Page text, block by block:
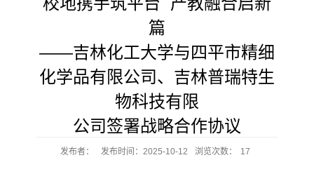
篇
——吉林化工大学与四平市精细
化学品有限公司、吉林普瑞特生
物科技有限
公司签署战略合作协议
发布者： 发布时间：2025-10-12 浏览次数： 17